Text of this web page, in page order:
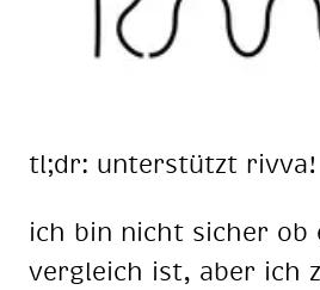
tl;dr: un­ter­stützt riv­va!
ich bin nicht si­cher ob
ver­gleich ist, aber ich